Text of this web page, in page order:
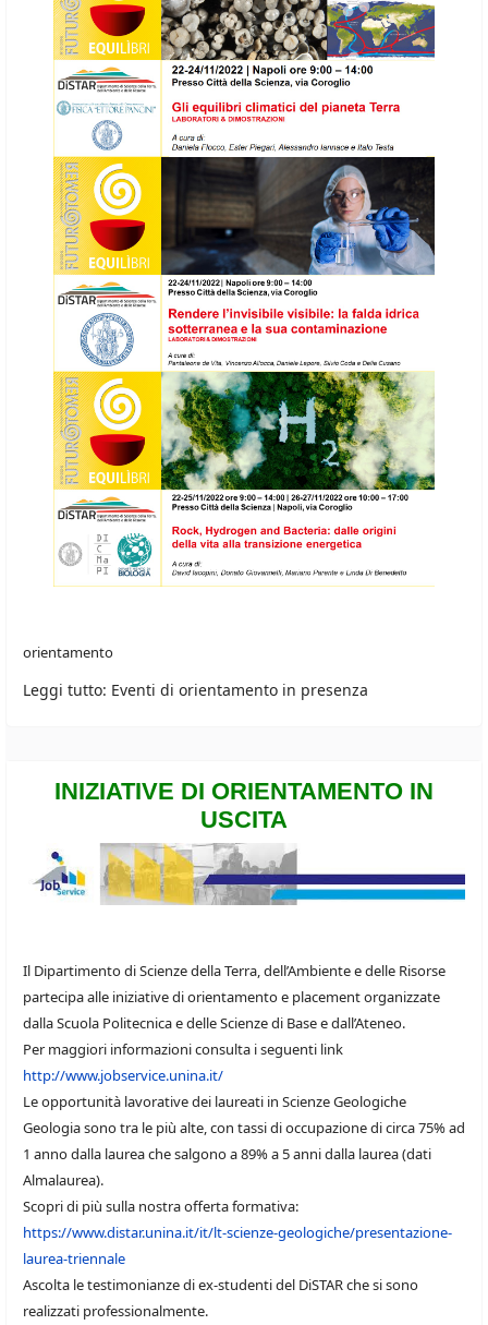
orientamento
Leggi tutto: Eventi di orientamento in presenza
INIZIATIVE DI ORIENTAMENTO IN
USCITA
Il Dipartimento di Scienze della Terra, dell’Ambiente e delle Risorse
partecipa alle iniziative di orientamento e placement organizzate
dalla Scuola Politecnica e delle Scienze di Base e dall’Ateneo.
Per maggiori informazioni consulta i seguenti link
http://www.jobservice.unina.it/
Le opportunità lavorative dei laureati in Scienze Geologiche
Geologia sono tra le più alte, con tassi di occupazione di circa 75% ad
1 anno dalla laurea che salgono a 89% a 5 anni dalla laurea (dati
Almalaurea).
Scopri di più sulla nostra offerta formativa:
https://www.distar.unina.it/it/lt-scienze-geologiche/presentazione-
laurea-triennale
Ascolta le testimonianze di ex-studenti del DiSTAR che si sono
realizzati professionalmente.